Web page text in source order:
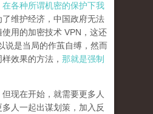
在各种所谓机密的保护下我
了维护经济，中国政府无法
用的加密技术 VPN，这还
说是当局的作茧自缚，然而
效果的方法， 那就是强制
现在开始，就需要更多人
人一起出谋划策，加入反